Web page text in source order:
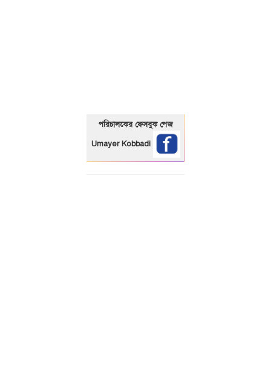
পরিচালকের ফেসবুক পেজ
Umayer Kobbadi